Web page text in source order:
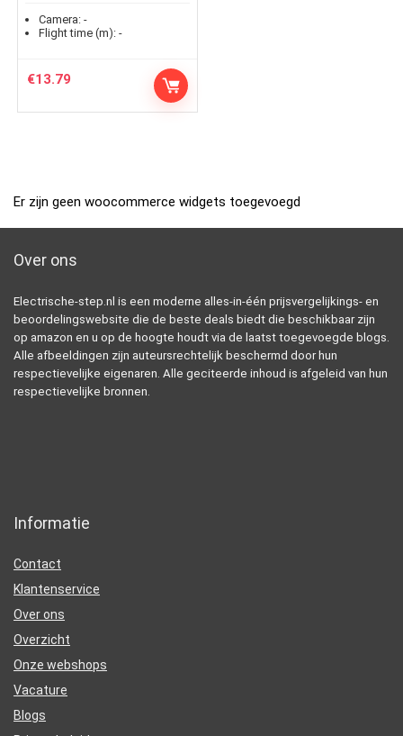
Camera: -
Flight time (m): -
€13.79
Er zijn geen woocommerce widgets toegevoegd
Over ons
Electrische-step.nl is een moderne alles-in-één prijsvergelijkings- en
beoordelingswebsite die de beste deals biedt die beschikbaar zijn
op amazon en u op de hoogte houdt via de laatst toegevoegde blogs.
Alle afbeeldingen zijn auteursrechtelijk beschermd door hun
respectievelijke eigenaren. Alle geciteerde inhoud is afgeleid van hun
respectievelijke bronnen.
Informatie
Contact
Klantenservice
Over ons
Overzicht
Onze webshops
Vacature
Blogs